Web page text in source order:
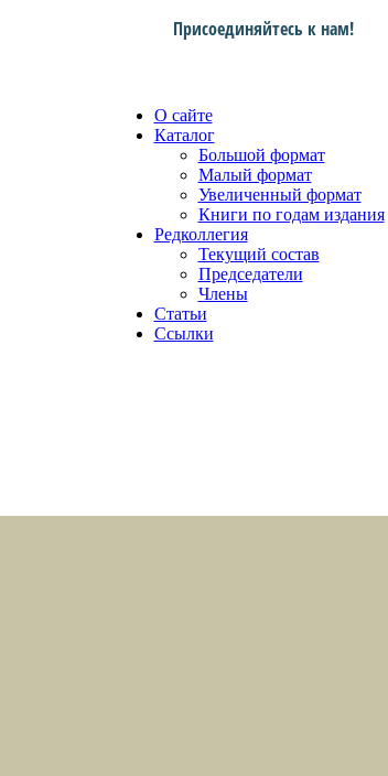
Присоединяйтесь к нам!
О сайте
Каталог
Большой формат
Малый формат
Увеличенный формат
Книги по годам издания
Редколлегия
Текущий состав
Председатели
Члены
Статьи
Ссылки